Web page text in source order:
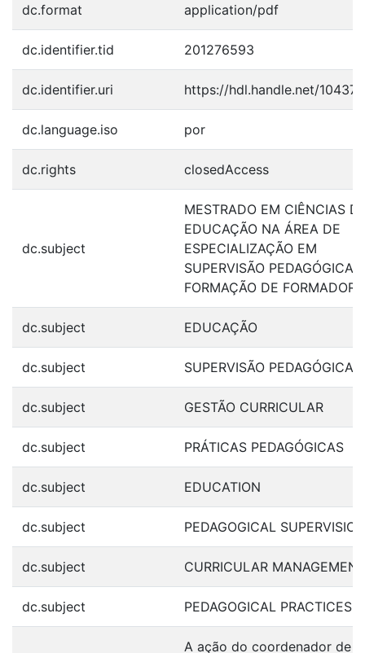
dc.format application/pdf
dc.identifier.tid 201276593
dc.identifier.uri https://hdl.handle.net/10437/
dc.language.iso por
dc.rights closedAccess
dc.subject
MESTRADO EM CIÊNCIAS
EDUCAÇÃO NA ÁREA DE
ESPECIALIZAÇÃO EM
SUPERVISÃO PEDAGÓGICA E
FORMAÇÃO DE
dc.subject EDUCAÇÃO
dc.subject SUPERVISÃO PEDAGÓGICA
dc.subject GESTÃO CURRICULAR
dc.subject PRÁTICAS PEDAGÓGICAS
dc.subject EDUCATION
dc.subject PEDAGOGICAL SUPERVISION
dc.subject CURRICULAR MANAGEMENT
dc.subject PEDAGOGICAL PRACTICES
A ação do coordenador de